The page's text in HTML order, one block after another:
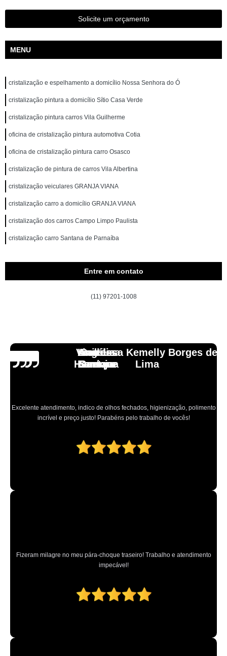
Solicite um orçamento
MENU
cristalização e espelhamento a domicílio Nossa Senhora do Ó
cristalização pintura a domicílio Sítio Casa Verde
cristalização pintura carros Vila Guilherme
oficina de cristalização pintura automotiva Cotia
oficina de cristalização pintura carro Osasco
cristalização de pintura de carros Vila Albertina
cristalização veiculares GRANJA VIANA
cristalização carro a domicílio GRANJA VIANA
cristalização dos carros Campo Limpo Paulista
cristalização carro Santana de Parnaíba
Entre em contato
(11) 97201-1008
Angélica
Santana
Excelente atendimento, indico de olhos fechados, higienização, polimento
incrível e preço justo! Parabéns pelo trabalho de vocês!
Andressa Kemelly Borges de
Lima
Fizeram milagre no meu pára-choque traseiro! Trabalho e atendimento
impecável!
Carlos
Henrique
Vinicius
Laranja
Lourdes
Santoro